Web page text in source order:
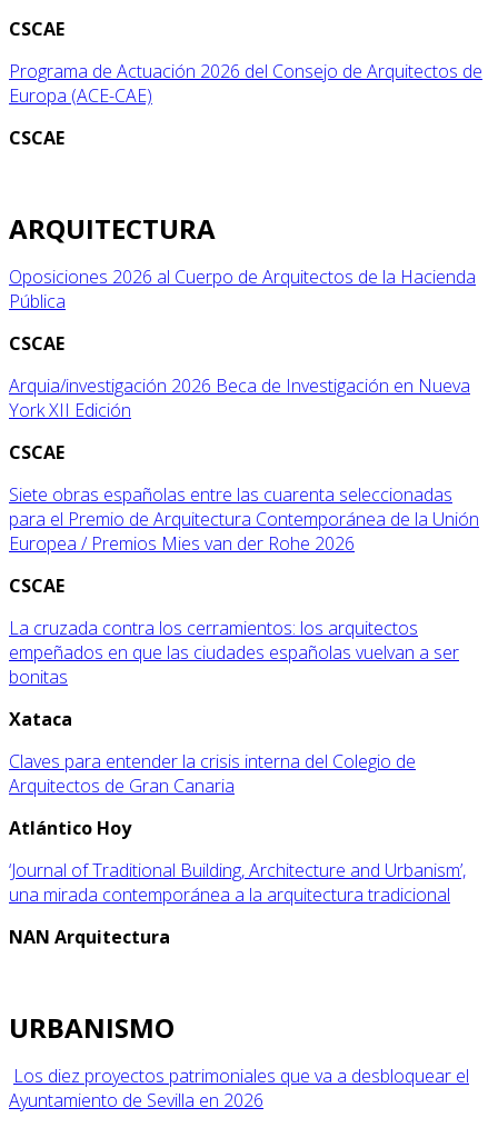
CSCAE
Programa de Actuación 2026 del Consejo de Arquitectos de
Europa (ACE-CAE)
CSCAE
ARQUITECTURA
Oposiciones 2026 al Cuerpo de Arquitectos de la Hacienda
Pública
CSCAE
Arquia/investigación 2026 Beca de Investigación en Nueva
York XII Edición
CSCAE
Siete obras españolas entre las cuarenta seleccionadas
para el Premio de Arquitectura Contemporánea de la Unión
Europea / Premios Mies van der Rohe 2026
CSCAE
La cruzada contra los cerramientos: los arquitectos
empeñados en que las ciudades españolas vuelvan a ser
bonitas
Xataca
Claves para entender la crisis interna del Colegio de
Arquitectos de Gran Canaria
Atlántico Hoy
‘Journal of Traditional Building, Architecture and Urbanism’,
una mirada contemporánea a la arquitectura tradicional
NAN Arquitectura
URBANISMO
Los diez proyectos patrimoniales que va a desbloquear el
Ayuntamiento de Sevilla en 2026